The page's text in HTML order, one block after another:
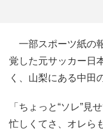
一部スポーツ紙の
覚した元サッカー日
く、山梨にある中田
「ちょっと“ソレ”見
忙しくてさ、オレら